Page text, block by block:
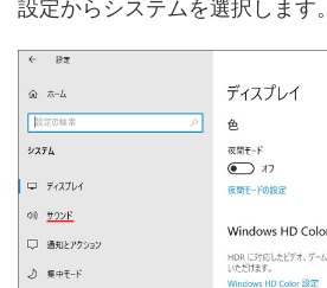
設定からシステムを選択します。